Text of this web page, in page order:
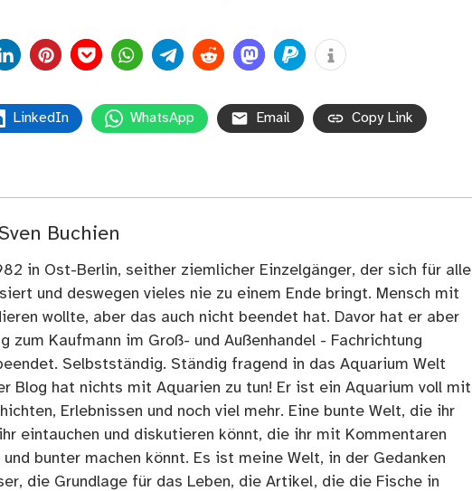
0
LinkedIn WhatsApp Email Copy Link
Sven Buchien
in Ost-Berlin, seither ziemlicher Einzelgänger, der sich für alle
und deswegen vieles nie zu einem Ende bringt. Mensch mit
wollte, aber das auch nicht beendet hat. Davor hat er aber
zum Kaufmann im Groß- und Außenhandel - Fachrichtung
Selbstständig. Ständig fragend in das Aquarium Welt
Blog hat nichts mit Aquarien zu tun! Er ist ein Aquarium voll mit
Erlebnissen und noch viel mehr. Eine bunte Welt, die ihr
eintauchen und diskutieren könnt, die ihr mit Kommentaren
bunter machen könnt. Es ist meine Welt, in der Gedanken
die Grundlage für das Leben, die Artikel, die die Fische in